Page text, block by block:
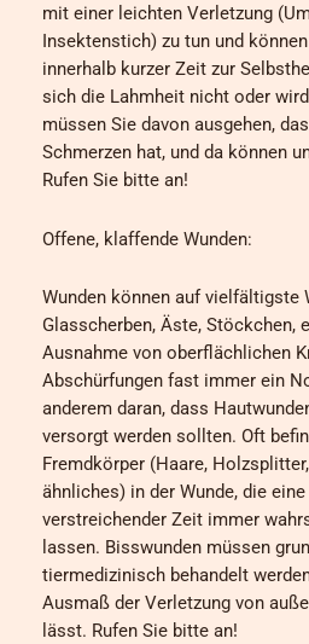
mit einer leichten Verletzung
Insektenstich) zu tun und
innerhalb kurzer Zeit zur
sich die Lahmheit nicht oder
müssen Sie davon ausgehen,
Schmerzen hat, und da können
Rufen Sie bitte an!
Offene, klaffende Wunden:
Wunden können auf vielfältigste
Glasscherben, Äste, Stöckchen,
Ausnahme von oberflächlichen
Abschürfungen fast immer ein
anderem daran, dass
versorgt werden sollten. Oft
Fremdkörper (Haare,
ähnliches) in der Wunde, die
verstreichender Zeit immer
lassen. Bisswunden müssen
tiermedizinisch behandelt
Ausmaß der Verletzung von
lässt. Rufen Sie bitte an!